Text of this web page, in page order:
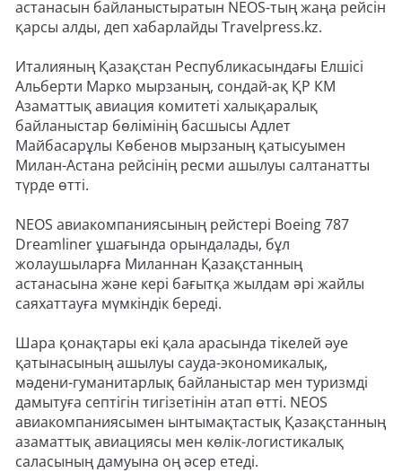
астанасын байланыстыратын NEOS-тың жаңа рейсін
қарсы алды, деп хабарлайды Travelpress.kz.
Италияның Қазақстан Республикасындағы Елшісі
Альберти Марко мырзаның, сондай-ақ ҚР КМ
Азаматтық авиация комитеті халықаралық
байланыстар бөлімінің басшысы Адлет
Майбасарұлы Көбенов мырзаның қатысуымен
Милан-Астана рейсінің ресми ашылуы салтанатты
түрде өтті.
NEOS авиакомпаниясының рейстері Boeing 787
Dreamliner ұшағында орындалады, бұл
жолаушыларға Миланнан Қазақстанның
астанасына және кері бағытқа жылдам әрі жайлы
саяхаттауға мүмкіндік береді.
Шара қонақтары екі қала арасында тікелей әуе
қатынасының ашылуы сауда-экономикалық,
мәдени-гуманитарлық байланыстар мен туризмді
дамытуға септігін тигізетінін атап өтті. NEOS
авиакомпаниясымен ынтымақтастық Қазақстанның
азаматтық авиациясы мен көлік-логистикалық
саласының дамуына оң әсер етеді.